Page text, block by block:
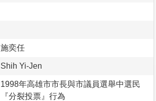
施奕任
Shih Yi-Jen
1998年高雄市市長與市議員選舉中選民
『分裂投票』行為